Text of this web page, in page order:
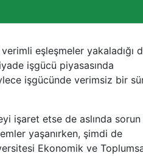
eşleşmeler yakaladığı
işgücü piyasasında
işgücünde verimsiz bir
işaret etse de aslında sorun
yaşanırken, şimdi de
Ekonomik ve